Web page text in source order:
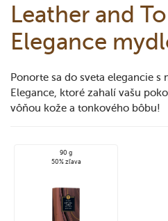
Leather and
Elegance
Ponorte sa do sveta elegancie s
Elegance, ktoré zahalí vašu
vôňou kože a tonkového bôbu!
90 g
50% zľava